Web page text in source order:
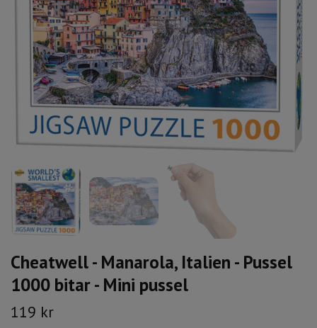
Cheatwell - Manarola, Italien - Pussel
1000 bitar - Mini pussel
119 kr